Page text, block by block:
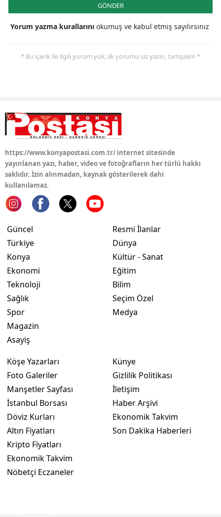
Tunceli
Şanlıurfa
Bayburt
Karaman
Şırnak
Bartın
Iğdır
Osmaniye
GÖNDER
Yorum yazma kurallarını okumuş ve kabul etmiş sayılırsınız
* Bu içerik ile ilgili yorum yok, ilk yorumu siz yazın, tartışalım *
https://www.konyapostasi.com.tr/ internet sitesinde
yayınlanan yazı, haber, video ve fotoğrafların her türlü hakkı
saklıdır. İzin alınmadan, kaynak gösterilerek dahi
kullanılamaz.
Güncel
Türkiye
Konya
Ekonomi
Teknoloji
Sağlık
Spor
Magazin
Asayiş
Resmi İlanlar
Dünya
Kültür - Sanat
Eğitim
Bilim
Seçim Özel
Medya
Köşe Yazarları
Foto Galeriler
Manşetler Sayfası
İstanbul Borsası
Döviz Kurları
Altın Fiyatları
Kripto Fiyatları
Ekonomik Takvim
Nöbetçi Eczaneler
Künye
Gizlilik Politikası
İletişim
Haber Arşivi
Ekonomik Takvim
Son Dakika Haberleri